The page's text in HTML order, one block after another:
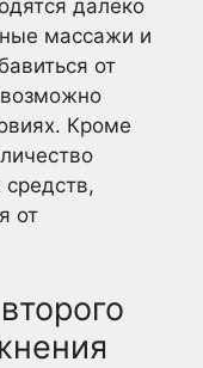
далеко
массажи и
от
Кроме
от